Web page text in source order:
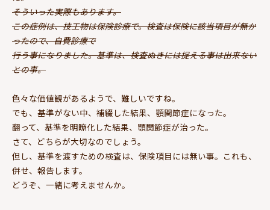
そういった実際もあります。
この症例は、技工物は保険診療で。検査は保険に該当項目が無か
ったので、自費診療で
行う事になりました。基準は、検査ぬきには捉える事は出来ない
との事。
色々な価値観があるようで、難しいですね。
でも、基準がない中、補綴した結果、顎関節症になった。
翻って、基準を明瞭化した結果、顎関節症が治った。
さて、どちらが大切なのでしょう。
但し、基準を渡すための検査は、保険項目には無い事。これも、
併せ、報告します。
どうぞ、一緒に考えませんか。